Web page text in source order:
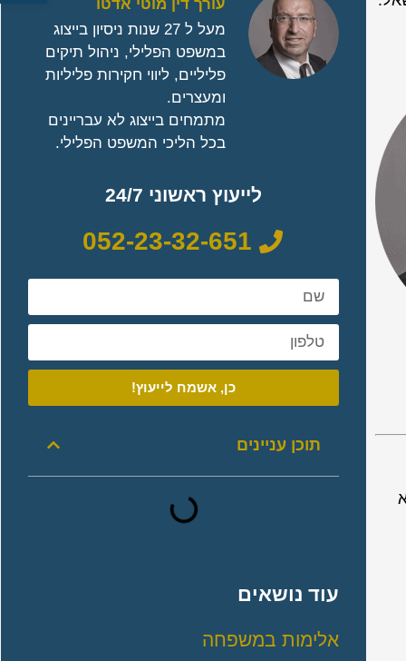
עורך דין מוטי אדטו
מעל ל 27 שנות ניסיון בייצוג
במשפט הפלילי, ניהול תיקים
פליליים, ליווי חקירות פליליות
ומעצרים.
מתמחים בייצוג לא עבריינים
בכל הליכי המשפט הפלילי.
לייעוץ ראשוני 24/7
052-23-32-651
כן, אשמח לייעוץ!
תוכן עניינים
עוד נושאים
אלימות במשפחה